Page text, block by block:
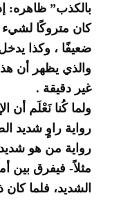
بالكذب” ظاهره:
كان متروكًا لشيء
ضعيفًا ، وكذا
والذي يظهر أن هذا
غير دقيقة .
ولما كُنا نَعْلَم أن
رواية راوٍ شديد
رواية من هو
مثلاً- فيفرق بين
الشديد، فلما